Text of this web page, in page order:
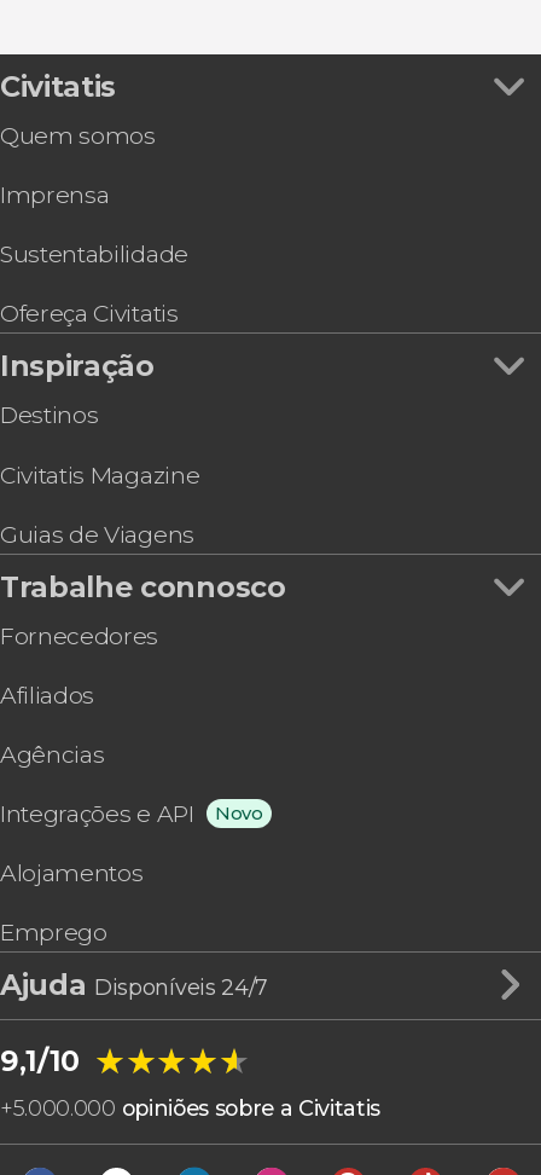
Civitatis
Quem somos
Imprensa
Sustentabilidade
Ofereça Civitatis
Inspiração
Destinos
Civitatis Magazine
Guias de Viagens
Trabalhe connosco
Fornecedores
Afiliados
Agências
Integrações e API Novo
Alojamentos
Emprego
Ajuda Disponíveis 24/7
9,1/10 ★★★★★
★★★★★
+5.000.000 opiniões sobre a Civitatis